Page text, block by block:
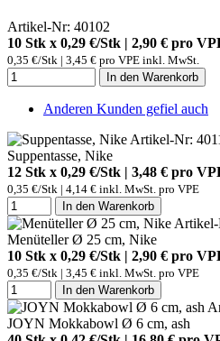
Artikel-Nr: 40102
10 Stk x 0,29 €/Stk | 2,90 € pro
0,35 €/Stk | 3,45 € pro VPE inkl. MwSt.
In den Warenkorb
Anderen Kunden gefiel auch
Artikel-Nr:
Suppentasse, Nike
12 Stk x 0,29 €/Stk | 3,48 € pro
0,35 €/Stk | 4,14 € inkl. MwSt. pro VPE
In den Warenkorb
Menüteller Ø 25 cm, Nike
10 Stk x 0,29 €/Stk | 2,90 € pro
0,35 €/Stk | 3,45 € inkl. MwSt. pro VPE
In den Warenkorb
JOYN Mokkabowl Ø 6 cm, ash